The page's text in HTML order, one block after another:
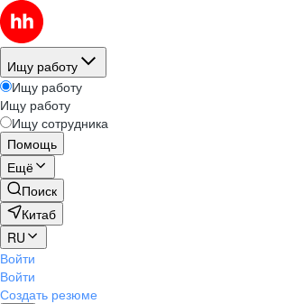
Ищу работу
Ищу работу
Ищу работу
Ищу сотрудника
Помощь
Ещё
Поиск
Китаб
RU
Войти
Войти
Создать резюме